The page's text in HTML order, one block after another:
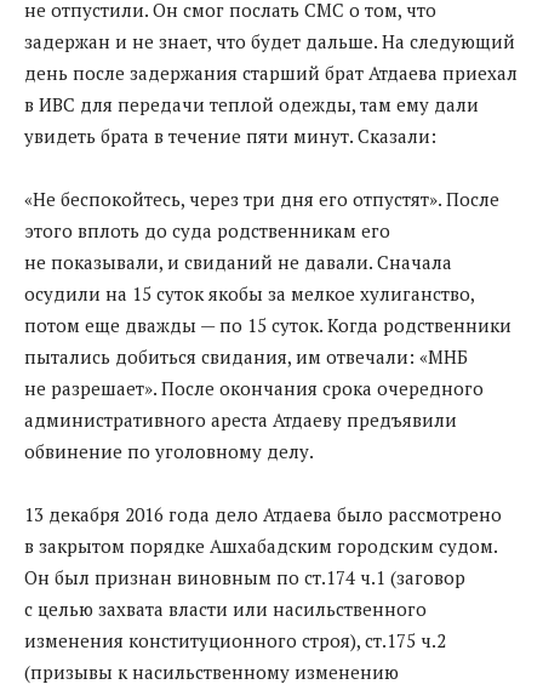
не отпустили. Он смог послать СМС о том, что
задержан и не знает, что будет дальше. На следующий
день после задержания старший брат Атдаева приехал
в ИВС для передачи теплой одежды, там ему дали
увидеть брата в течение пяти минут. Сказали:
«Не беспокойтесь, через три дня его отпустят». После
этого вплоть до суда родственникам его
не показывали, и свиданий не давали. Сначала
осудили на 15 суток якобы за мелкое хулиганство,
потом еще дважды — по 15 суток. Когда родственники
пытались добиться свидания, им отвечали: «МНБ
не разрешает». После окончания срока очередного
административного ареста Атдаеву предъявили
обвинение по уголовному делу.
13 декабря 2016 года дело Атдаева было рассмотрено
в закрытом порядке Ашхабадским городским судом.
Он был признан виновным по ст.174 ч.1 (заговор
с целью захвата власти или насильственного
изменения конституционного строя), ст.175 ч.2
(призывы к насильственному изменению